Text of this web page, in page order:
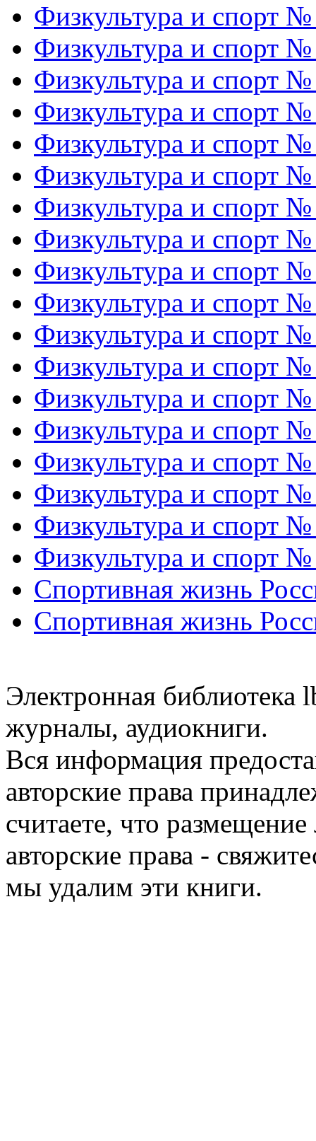
Физкультура и спорт
Физкультура и спорт
Физкультура и спорт
Физкультура и спорт
Физкультура и спорт
Физкультура и спорт
Физкультура и спорт
Физкультура и спорт
Физкультура и спорт
Физкультура и спорт
Физкультура и спорт
Физкультура и спорт
Физкультура и спорт
Физкультура и спорт
Физкультура и спорт
Физкультура и спорт
Физкультура и спорт
Физкультура и спорт
Спортивная жизнь
Спортивная жизнь
Электронная библиотека
журналы, аудиокниги.
Вся информация
авторские права
считаете, что
авторские права -
мы удалим эти книги.